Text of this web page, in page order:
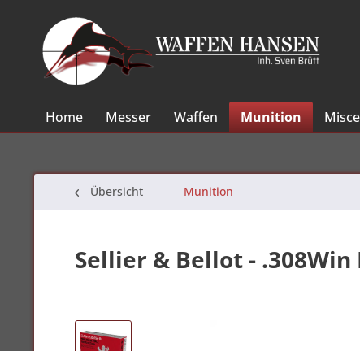
Home Messer Waffen Munition
Übersicht Munition
Sellier & Bellot - .308Win